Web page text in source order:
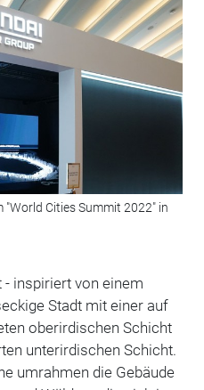
Cities Summit 2022" in
- inspiriert von einem
Stadt mit einer auf
oberirdischen Schicht
unterirdischen Schicht.
umrahmen die Gebäude